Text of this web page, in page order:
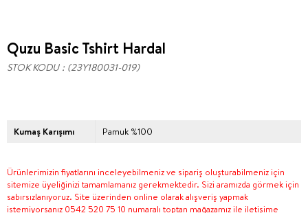
Quzu Basic Tshirt Hardal
STOK KODU (23Y180031-019)
Kumaş Karışımı Pamuk %100
Ürünlerimizin fiyatlarını inceleyebilmeniz ve sipariş oluşturabilmeniz için
sitemize üyeliğinizi tamamlamanız gerekmektedir. Sizi aramızda görmek için
sabırsızlanıyoruz. Site üzerinden online olarak alışveriş yapmak
istemiyorsanız 0542 520 75 10 numaralı toptan mağazamız ile iletişime